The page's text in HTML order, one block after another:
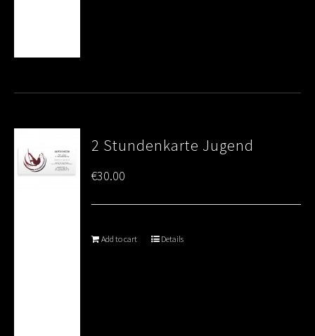
2 Stundenkarte Jugend
€30.00
Add to cart Details